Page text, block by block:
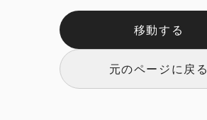
移動する
元のページに戻る